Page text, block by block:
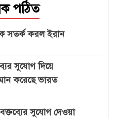
পঠিত
সতর্ক করল ইরান
সুযোগ দিয়ে
করেছে ভারত
বক্তব্যের সুযোগ দেওয়া